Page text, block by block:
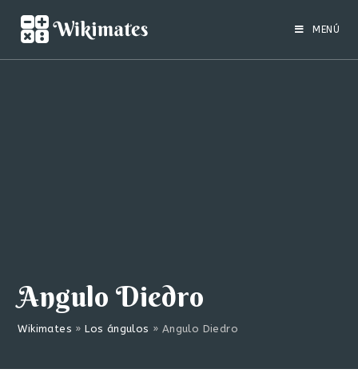
MENÚ
Angulo Diedro
Wikimates »Los ángulos » Angulo Diedro